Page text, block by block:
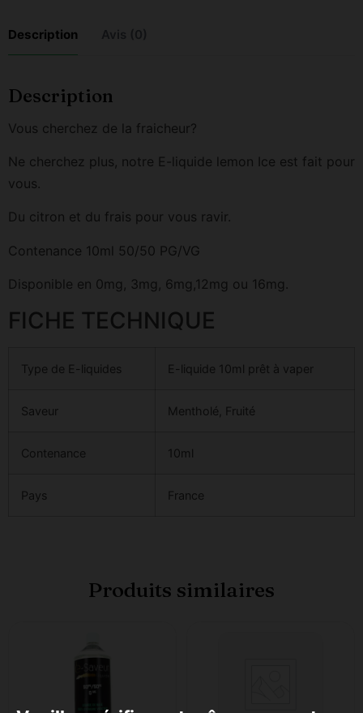
Description
Description
Vous cherchez de la fraicheur?
Ne cherchez plus, notre E-liquide lemon Ice est fait pour
vous.
Du citron et du frais pour vous ravir.
Contenance 10ml 50/50 PG/VG
Disponible en 0mg, 3mg, 6mg,12mg ou 16mg.
FICHE TECHNIQUE
Type de E-liquides E-liquide 10ml prêt à vaper
Saveur Mentholé, Fruité
Contenance 10ml
Pays France
Produits similaires